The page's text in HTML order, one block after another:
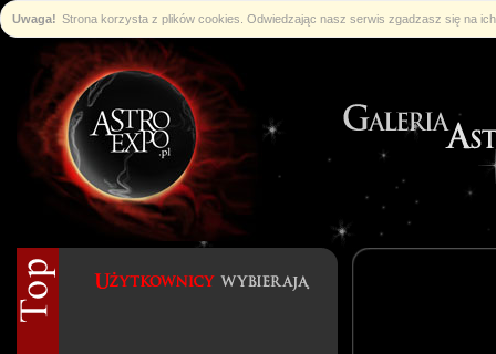
Uwaga! Strona korzysta z plików cookies. Odwiedzając nasz serwis zgadzasz się na